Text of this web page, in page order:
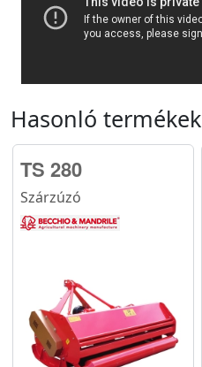
Hasonló termékek
TS 280
Szárzúzó